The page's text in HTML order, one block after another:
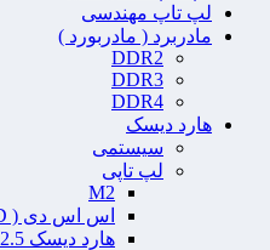
لپ تاپ مهندسی
مادربرد ( مادربورد )
DDR2
DDR3
DDR4
هارد دیسک
سیستمی
لپ تاپی
M2
اس اس دی ( SSD )
هارد دیسک 2.5 اینچی